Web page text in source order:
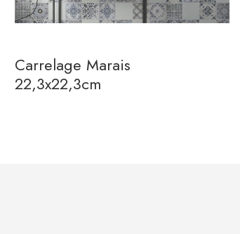
Carrelage Marais
22,3x22,3cm